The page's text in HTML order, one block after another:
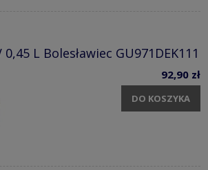
L Bolesławiec GU971DEK111
92,90 zł
DO KOSZYKA